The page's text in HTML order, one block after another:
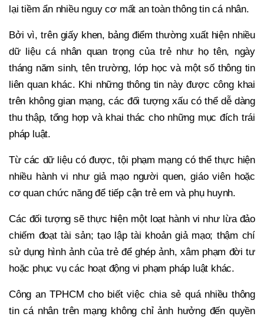
lại tiềm ẩn nhiều nguy cơ mất an toàn thông tin cá nhân.
Bởi vì, trên giấy khen, bảng điểm thường xuất hiện nhiều
dữ liệu cá nhân quan trọng của trẻ như họ tên, ngày
tháng năm sinh, tên trường, lớp học và một số thông tin
liên quan khác. Khi những thông tin này được công khai
trên không gian mạng, các đối tượng xấu có thể dễ dàng
thu thập, tổng hợp và khai thác cho những mục đích trái
pháp luật.
Từ các dữ liệu có được, tội phạm mạng có thể thực hiện
nhiều hành vi như giả mạo người quen, giáo viên hoặc
cơ quan chức năng để tiếp cận trẻ em và phụ huynh.
Các đối tượng sẽ thực hiện một loạt hành vi như lừa đảo
chiếm đoạt tài sản; tạo lập tài khoản giả mạo; thậm chí
sử dụng hình ảnh của trẻ để ghép ảnh, xâm phạm đời tư
hoặc phục vụ các hoạt động vi phạm pháp luật khác.
Công an TPHCM cho biết việc chia sẻ quá nhiều thông
tin cá nhân trên mạng không chỉ ảnh hưởng đến quyền